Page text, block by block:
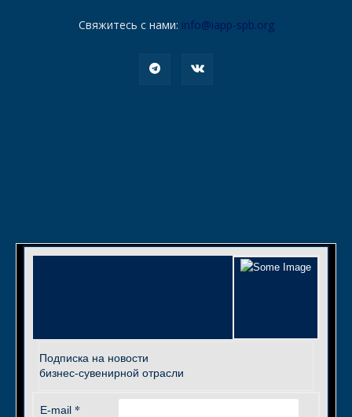
Свяжитесь с нами: info@iapp-spb.org
Подписка на новости
бизнес-сувенирной отрасли
E-mail *